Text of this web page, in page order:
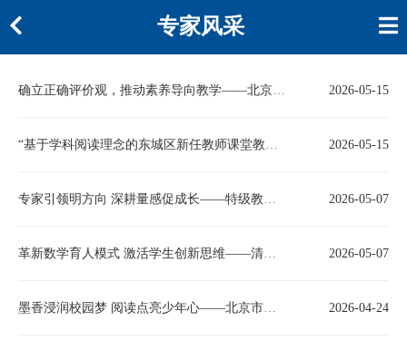
专家风采
确立正确评价观，推动素养导向教学——北京市东城区教科院杨磊老师莅临北京市育才学校专题讲座 2026-05-15
“基于学科阅读理念的东城区新任教师课堂教学能力提升研修”展示课——向世界讲述中国智慧 英语课堂探秘千年坎儿井灌溉系统 2026-05-15
专家引领明方向 深耕量感促成长——特级教师钱守旺莅临葛渠开展数学教学专题讲座 2026-05-07
革新数学育人模式 激活学生创新思维——清华附小数学专家陈军专题分享助力课堂教学提质 2026-05-07
墨香浸润校园梦 阅读点亮少年心——北京市通州区第二届中小幼"阅见未来"读书节启动 2026-04-24